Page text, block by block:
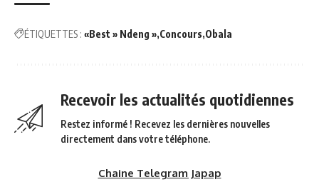
ÉTIQUETTES : «Best » Ndeng » Concours Obala
Recevoir les actualités quotidiennes
Restez informé ! Recevez les dernières nouvelles
directement dans votre téléphone.
Chaine Telegram Japap